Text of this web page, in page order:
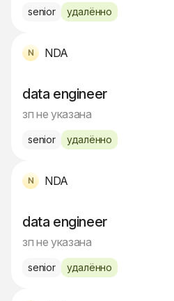
senior удалённо
NDA
data engineer
зп не указана
senior удалённо
NDA
data engineer
зп не указана
senior удалённо